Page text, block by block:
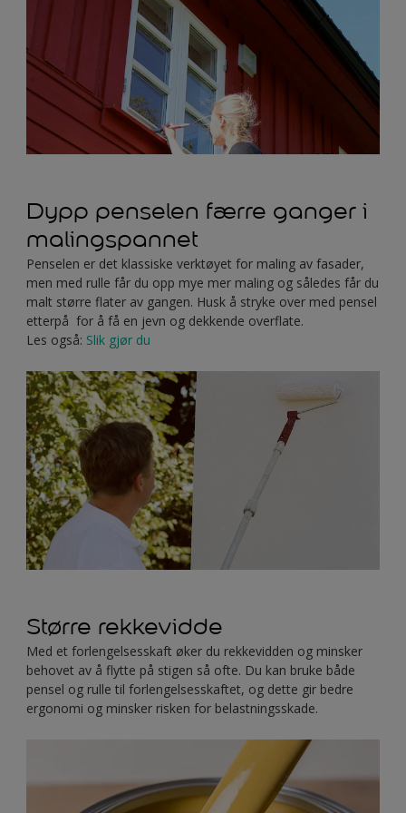
Dypp penselen færre ganger i
malingspannet
Penselen er det klassiske verktøyet for maling av fasader,
men med rulle får du opp mye mer maling og således får du
malt større flater av gangen. Husk å stryke over med pensel
etterpå for å få en jevn og dekkende overflate.
Les også: Slik gjør du
Større rekkevidde
Med et forlengelsesskaft øker du rekkevidden og minsker
behovet av å flytte på stigen så ofte. Du kan bruke både
pensel og rulle til forlengelsesskaftet, og dette gir bedre
ergonomi og minsker risken for belastningsskade.